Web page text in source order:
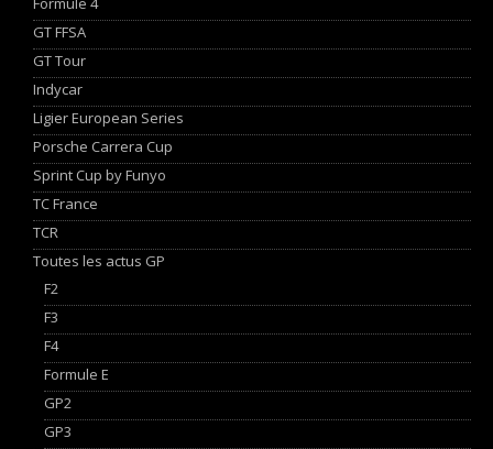
GT FFSA
GT Tour
Indycar
Ligier European Series
Porsche Carrera Cup
Sprint Cup by Funyo
TC France
TCR
Toutes les actus GP
F2
F3
F4
Formule E
GP2
GP3